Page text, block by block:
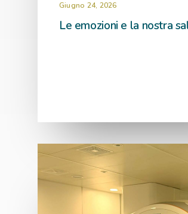
Giugno 24, 2026
Le emozioni e la nostra